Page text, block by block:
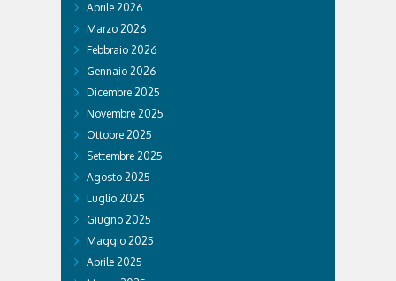
Aprile 2026
Marzo 2026
Febbraio 2026
Gennaio 2026
Dicembre 2025
Novembre 2025
Ottobre 2025
Settembre 2025
Agosto 2025
Luglio 2025
Giugno 2025
Maggio 2025
Aprile 2025